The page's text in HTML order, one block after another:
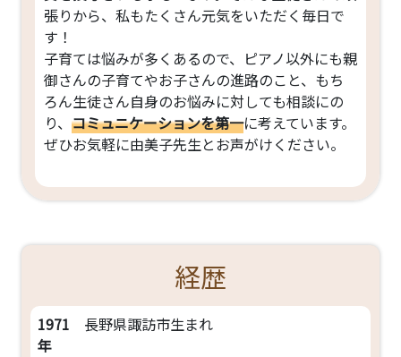
張りから、私もたくさん元気をいただく毎日で
す！
子育ては悩みが多くあるので、ピアノ以外にも親
御さんの子育てやお子さんの進路のこと、もち
ろん生徒さん自身のお悩みに対しても相談にの
り、 コミュニケーションを第一に考えています。
ぜひお気軽に由美子先生とお声がけください。
経歴
1971
年
長野県諏訪市生まれ